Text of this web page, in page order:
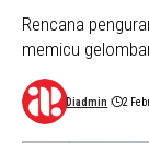
Rencana
memicu
Diadmin 2